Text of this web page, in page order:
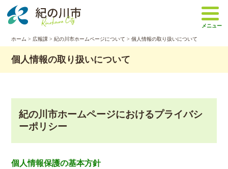
メニュー
ホーム > 広報課 >紀の川市ホームページについて > 個人情報の取り扱いについて
個人情報の取り扱いについて
紀の川市ホームページにおけるプライバシ
ーポリシー
個人情報保護の基本方針